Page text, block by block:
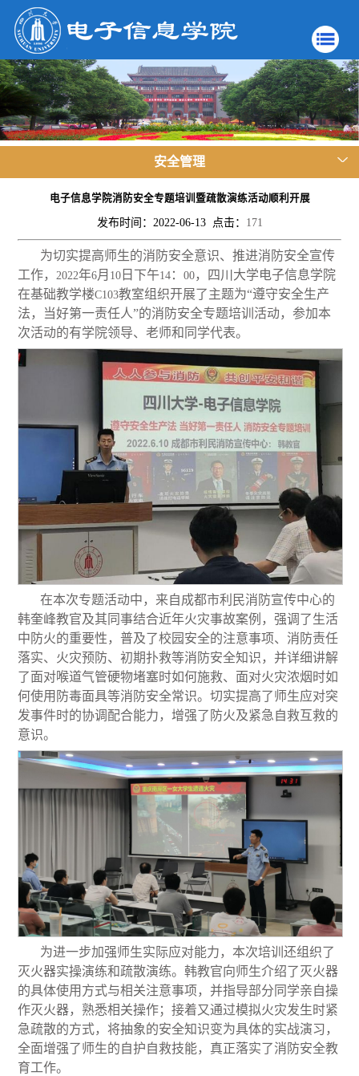
安全管理
电子信息学院消防安全专题培训暨疏散演练活动顺利开展
发布时间：2022-06-13 点击： 171
为切实提高师生的消防安全意识、推进消防安全宣传
工作， 2022年6月 10 日下午14 ：00 ，四川大学电子信息学院
在基础教学楼C103教室组织开展了主题为“遵守安全生产
法，当好第一责任人”的消防安全专题培训活动，参加本
次活动的有学院领导、老师和同学代表。
在本次专题活动中，来自成都市利民消防宣传中心的
韩奎峰教官及其同事结合近年火灾事故案例，强调了生活
中防火的重要性，普及了校园安全的注意事项、消防责任
落实、火灾预防、初期扑救等消防安全知识，并详细讲解
了面对喉道气管硬物堵塞时如何施救、面对火灾浓烟时如
何使用防毒面具等消防安全常识。切实提高了师生应对突
发事件时的协调配合能力，增强了防火及紧急自救互救的
意识。
为进一步加强师生实际应对能力，本次培训还组织了
灭火器实操演练和疏散演练。韩教官向师生介绍了灭火器
的具体使用方式与相关注意事项，并指导部分同学亲自操
作灭火器，熟悉相关操作；接着又通过模拟火灾发生时紧
急疏散的方式，将抽象的安全知识变为具体的实战演习，
全面增强了师生的自护自救技能，真正落实了消防安全教
育工作。